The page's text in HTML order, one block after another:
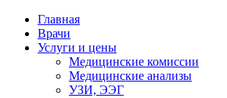
Главная
Врачи
Услуги и цены
Медицинские комиссии
Медицинские анализы
УЗИ, ЭЭГ